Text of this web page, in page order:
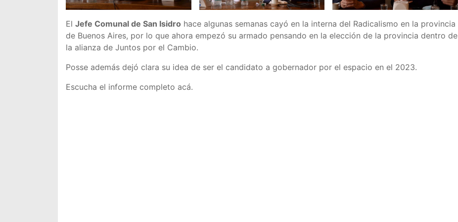
El Jefe Comunal de San Isidro hace algunas semanas cayó en la interna del Radicalismo en la provincia
de Buenos Aires, por lo que ahora empezó su armado pensando en la elección de la provincia dentro de
la alianza de Juntos por el Cambio.
Posse además dejó clara su idea de ser el candidato a gobernador por el espacio en el 2023.
Escucha el informe completo acá.